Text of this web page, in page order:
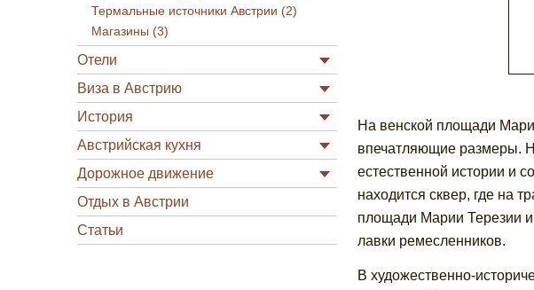
Термальные источники Австрии (2)
Магазины (3)
Отели
Виза в Австрию
История
Австрийская кухня
Дорожное движение
Отдых в Австрии
Статьи
На венской площади
впечатляющие размеры.
естественной истории и
находится сквер, где на
площади Марии Терезии
лавки ремесленников.
В художественно-